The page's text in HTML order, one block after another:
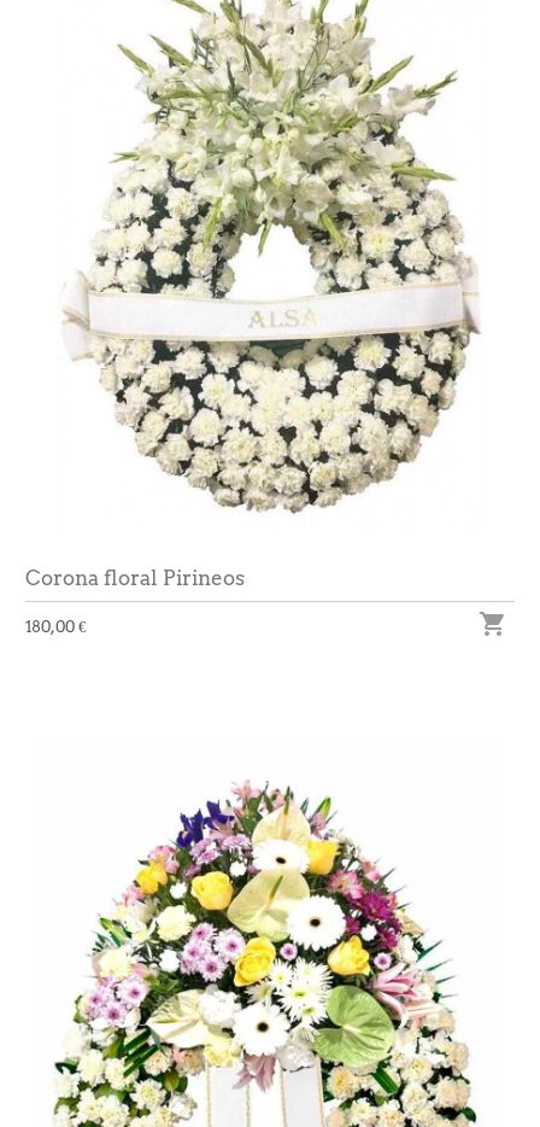
Corona floral Pirineos
180,00 € 